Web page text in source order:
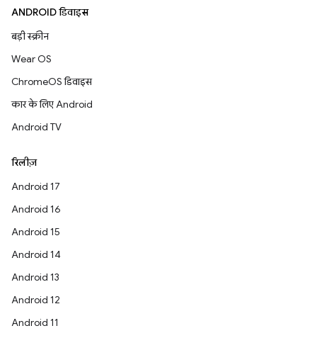
ANDROID डिवाइस
बड़ी स्क्रीन
Wear OS
ChromeOS डिवाइस
कार के लिए Android
Android TV
रिलीज़
Android 17
Android 16
Android 15
Android 14
Android 13
Android 12
Android 11